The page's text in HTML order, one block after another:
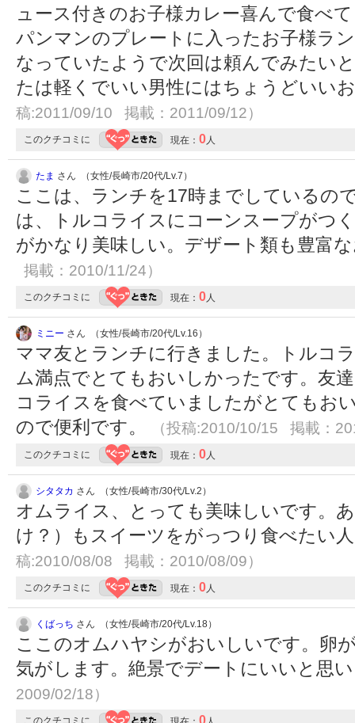
ュース付きのお子様カレー喜んで食べ
パンマンのプレートに入ったお子様ラ
なっていたようで次回は頼んでみたい
たは軽くでいい男性にはちょうどいい
稿:2011/09/10 掲載：2011/09/12）
このクチコミに 現在： 0人
たま さん （女性/長崎市/20代/Lv.7）
ここは、ランチを17時までしているの
は、トルコライスにコーンスープがつ
がかなり美味しい。デザート類も豊富
掲載：2010/11/24）
このクチコミに 現在： 0人
ミニー さん （女性/長崎市/20代/Lv.16）
ママ友とランチに行きました。トルコ
ム満点でとてもおいしかったです。友
コライスを食べていましたがとてもお
ので便利です。
（投稿:2010/10/15 掲載：
このクチコミに 現在： 0人
シタタカ さん （女性/長崎市/30代/Lv.2）
オムライス、とっても美味しいです。
け？）もスイーツをがっつり食べたい
稿:2010/08/08 掲載：2010/08/09）
このクチコミに 現在： 0人
くばっち さん （女性/長崎市/20代/Lv.18）
ここのオムハヤシがおいしいです。卵
気がします。絶景でデートにいいと思
2009/02/18）
このクチコミに 0